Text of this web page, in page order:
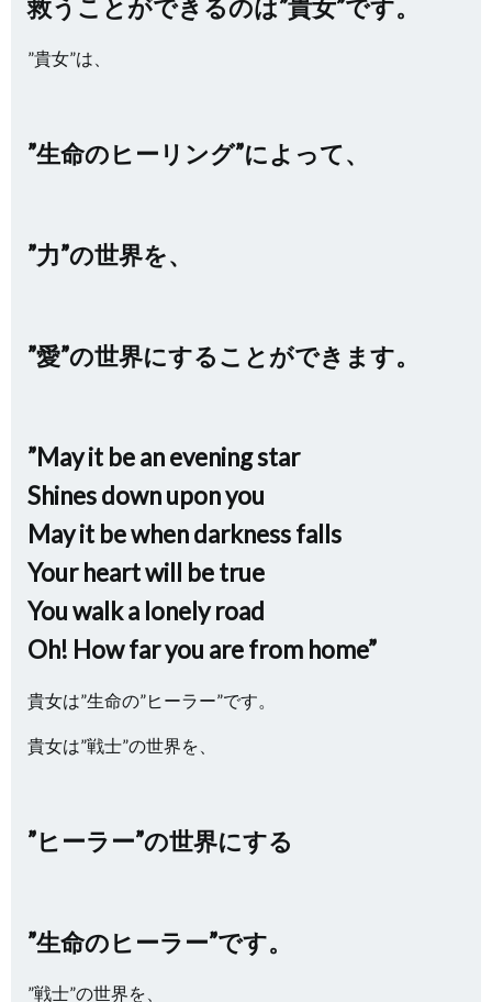
救うことができるのは”貴女”です。
”貴女”は、
”生命のヒーリング”によって、
”力”の世界を、
”愛”の世界にすることができます。
”May it be an evening star
Shines down upon you
May it be when darkness falls
Your heart will be true
You walk a lonely road
Oh! How far you are from home”
貴女は”生命の”ヒーラー”です。
貴女は”戦士”の世界を、
”ヒーラー”の世界にする
”生命のヒーラー”です。
”戦士”の世界を、